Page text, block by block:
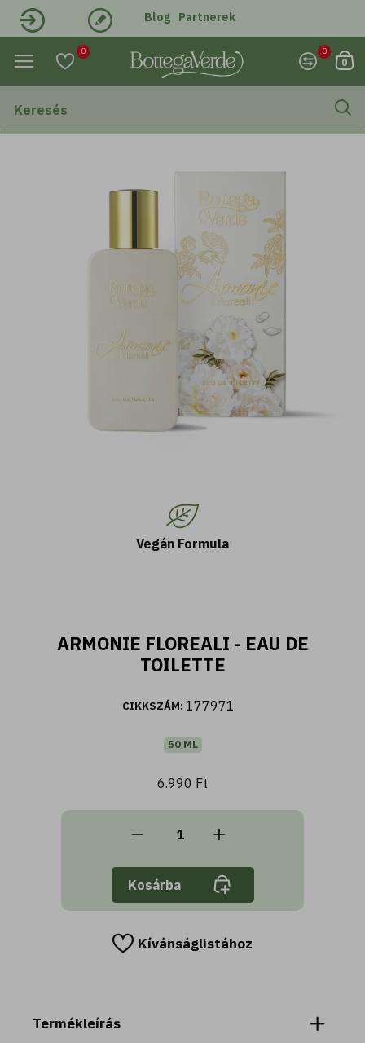
2.590 Ft
Kosárba
Belépés Regisztráció
Blog Partnerek
0 0
0
Vegán Formula
ARMONIE FLOREALI - EAU DE
TOILETTE
CIKKSZÁM: 177971
50 ML
6.990 Ft
Kosárba
Kívánságlistához
Termékleírás